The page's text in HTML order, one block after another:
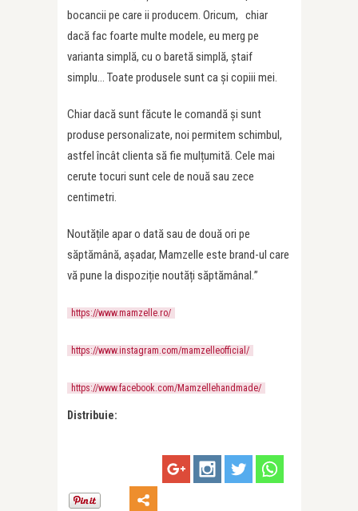
bocancii pe care ii producem. Oricum, chiar
dacă fac foarte multe modele, eu merg pe
varianta simplă, cu o baretă simplă, ștaif
simplu… Toate produsele sunt ca și copiii mei.
Chiar dacă sunt făcute le comandă și sunt
produse personalizate, noi permitem schimbul,
astfel încât clienta să fie mulțumită. Cele mai
cerute tocuri sunt cele de nouă sau zece
centimetri.
Noutățile apar o dată sau de două ori pe
săptămână, așadar, Mamzelle este brand-ul care
vă pune la dispoziție noutăți săptămânal. ”
https://www.mamzelle.ro/
https://www.instagram.com/mamzelleofficial/
https://www.facebook.com/Mamzellehandmade/
Distribuie: